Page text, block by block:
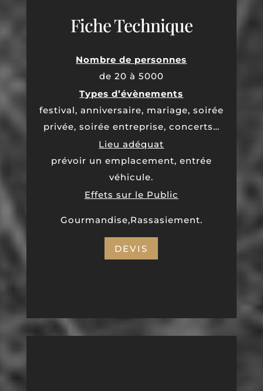
Fiche Technique
Nombre de personnes
de 20 à 5000
Types d’évènements
festival, anniversaire, mariage, soirée
privée, soirée entreprise, concerts…
Lieu adéquat
prévoir un emplacement, entrée
véhicule.
Effets sur le Public
Gourmandise,Rassasiement.
DEVIS